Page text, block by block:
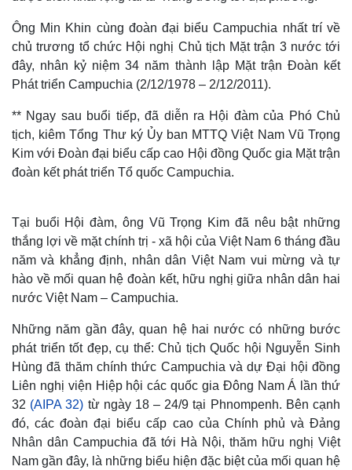
Ông Min Khin cùng đoàn đại biểu Campuchia nhất trí về
chủ trương tổ chức Hội nghị Chủ tịch Mặt trận 3 nước tới
đây, nhân kỷ niệm 34 năm thành lập Mặt trận Đoàn kết
Phát triển Campuchia (2/12/1978 – 2/12/2011).
** Ngay sau buổi tiếp, đã diễn ra Hội đàm của Phó Chủ
tịch, kiêm Tổng Thư ký Ủy ban MTTQ Việt Nam Vũ Trọng
Kim với Đoàn đại biểu cấp cao Hội đồng Quốc gia Mặt trận
đoàn kết phát triển Tổ quốc Campuchia.
Tại buổi Hội đàm, ông Vũ Trọng Kim đã nêu bật những
thắng lợi về mặt chính trị - xã hội của Việt Nam 6 tháng đầu
năm và khẳng định, nhân dân Việt Nam vui mừng và tự
hào về mối quan hệ đoàn kết, hữu nghị giữa nhân dân hai
nước Việt Nam – Campuchia.
Những năm gần đây, quan hệ hai nước có những bước
phát triển tốt đẹp, cụ thể: Chủ tịch Quốc hội Nguyễn Sinh
Hùng đã thăm chính thức Campuchia và dự Đại hội đồng
Liên nghị viện Hiệp hội các quốc gia Đông Nam Á lần thứ
32 (AIPA 32) từ ngày 18 – 24/9 tại Phnompenh. Bên cạnh
đó, các đoàn đại biểu cấp cao của Chính phủ và Đảng
Nhân dân Campuchia đã tới Hà Nội, thăm hữu nghị Việt
Nam gần đây, là những biểu hiện đặc biệt của mối quan hệ